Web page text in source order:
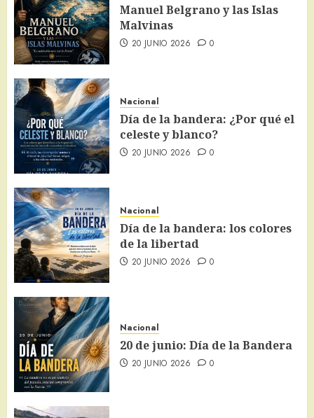
Manuel Belgrano y las Islas
Malvinas
20 JUNIO 2026 0
Nacional
Día de la bandera: ¿Por qué el
celeste y blanco?
20 JUNIO 2026 0
Nacional
Día de la bandera: los colores
de la libertad
20 JUNIO 2026 0
Nacional
20 de junio: Día de la Bandera
20 JUNIO 2026 0